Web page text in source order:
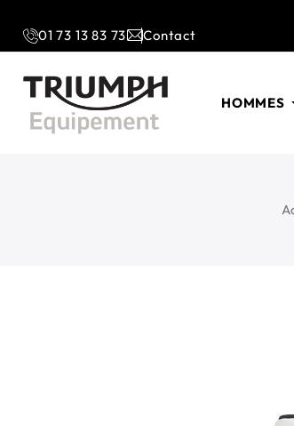
01 73 13 83 73 Contact
HOMMES